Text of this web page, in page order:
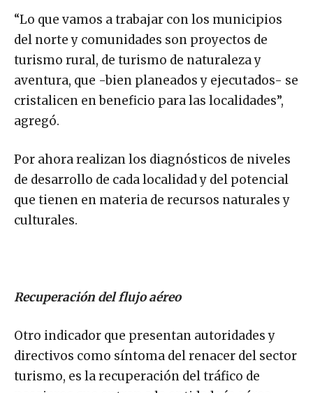
“Lo que vamos a trabajar con los municipios
del norte y comunidades son proyectos de
turismo rural, de turismo de naturaleza y
aventura, que -bien planeados y ejecutados- se
cristalicen en beneficio para las localidades”,
agregó.
Por ahora realizan los diagnósticos de niveles
de desarrollo de cada localidad y del potencial
que tienen en materia de recursos naturales y
culturales.
Recuperación del flujo aéreo
Otro indicador que presentan autoridades y
directivos como síntoma del renacer del sector
turismo, es la recuperación del tráfico de